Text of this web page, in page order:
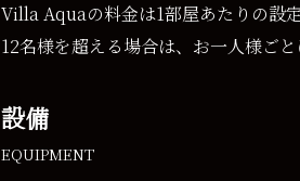
Villa Aquaの料金は1部屋あたりの設
12名様を超える場合は、お一人様ご
設備
EQUIPMENT